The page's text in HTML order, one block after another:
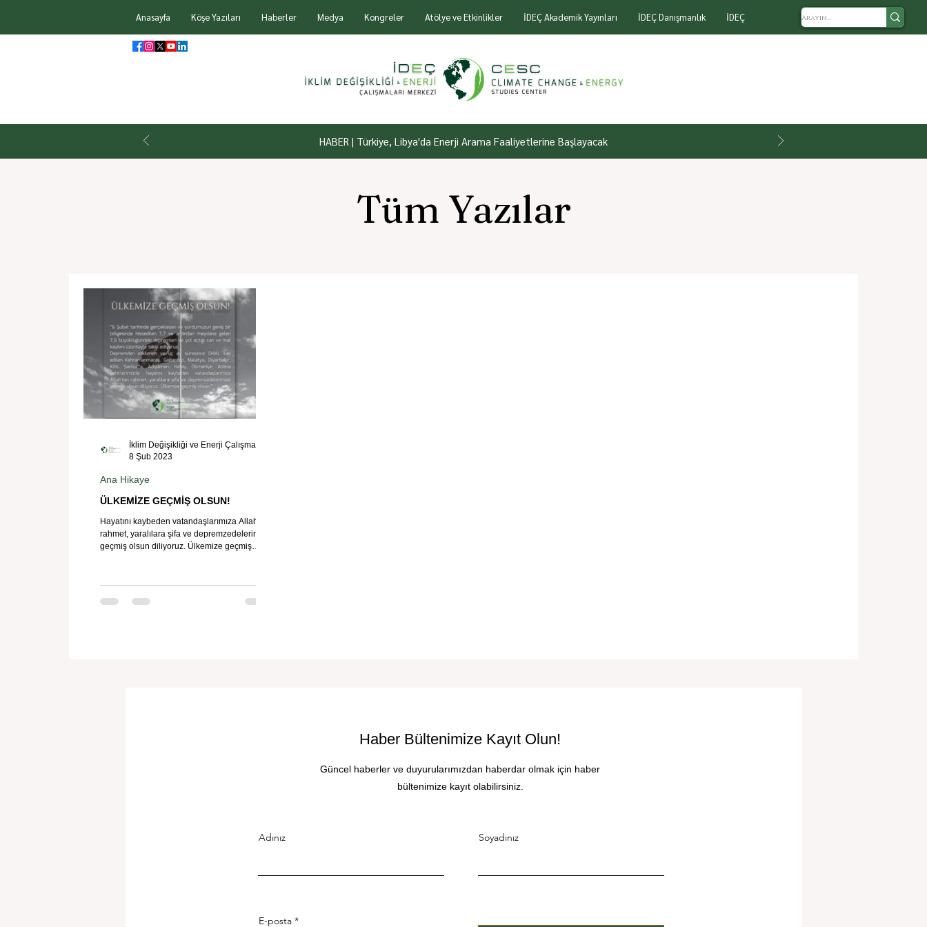
Anasayfa Köşe Yazıları Haberler Medya Kongreler Atölye ve Etkinlikler İDEÇ Akademik Yayınları İDEÇ Danışmanlık İDEÇ
HABER | Türkiye, Libya'da Enerji Arama Faaliyetlerine Başlayacak
Tüm Yazılar
ÜLKEMİZE GEÇMİŞ OLSUN!
Hayatını kaybeden vatandaşlarımıza Allah'tan
rahmet, yaralılara şifa ve depremzedelerimize
geçmiş olsun diliyoruz. Ülkemize geçmiş
Ana Hikaye
8 Şub 2023
Haber Bültenimize Kayıt Olun!
Güncel haberler ve duyurularımızdan haberdar olmak için haber
bültenimize kayıt olabilirsiniz.
Adınız Soyadınız
E-posta